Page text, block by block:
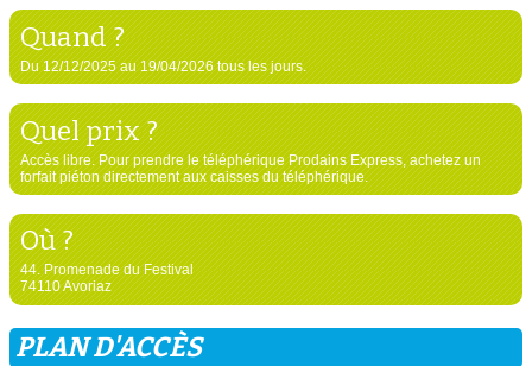
Quand ?
Du 12/12/2025 au 19/04/2026 tous les jours.
Quel prix ?
Accès libre. Pour prendre le téléphérique Prodains Express, achetez un
forfait piéton directement aux caisses du téléphérique.
Où ?
44. Promenade du Festival
74110 Avoriaz
PLAN D'ACCÈS